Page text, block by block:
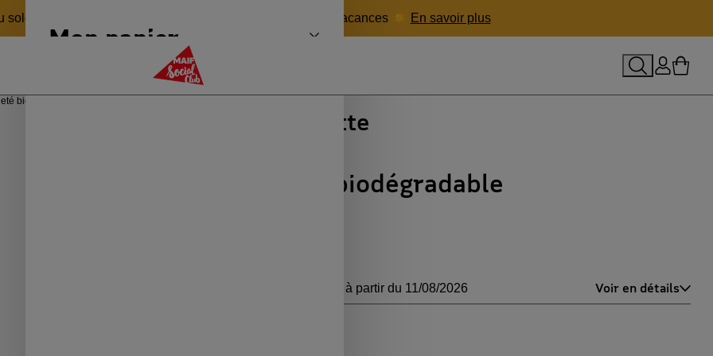
soleil 🏖️ pour revenir en pleine forme le 24 août ! Bonnes vacances ☀️ En savoir plus
MAIF Social Club
Rechercher
Se Mon
biodégradable
Si Si La Paillette
Gel pailleté biodégradable
Livraison Colissimo à partir du 11/08/2026 Voir en détails
Mon panier Fermer le panier